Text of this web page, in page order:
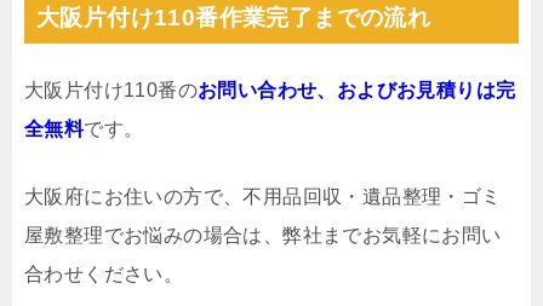
大阪片付け110番作業完了までの流れ
大阪片付け110番のお問い合わせ、およびお見積りは完
全無料です。
大阪府にお住いの方で、不用品回収・遺品整理・ゴミ
屋敷整理でお悩みの場合は、弊社までお気軽にお問い
合わせください。